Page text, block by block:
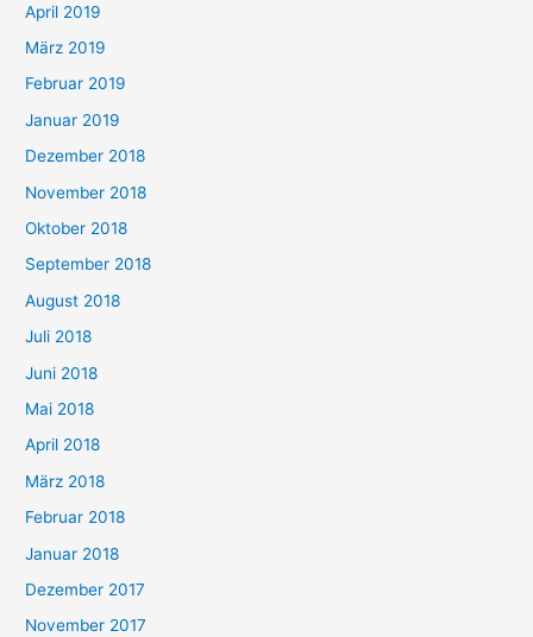
April 2019
März 2019
Februar 2019
Januar 2019
Dezember 2018
November 2018
Oktober 2018
September 2018
August 2018
Juli 2018
Juni 2018
Mai 2018
April 2018
März 2018
Februar 2018
Januar 2018
Dezember 2017
November 2017